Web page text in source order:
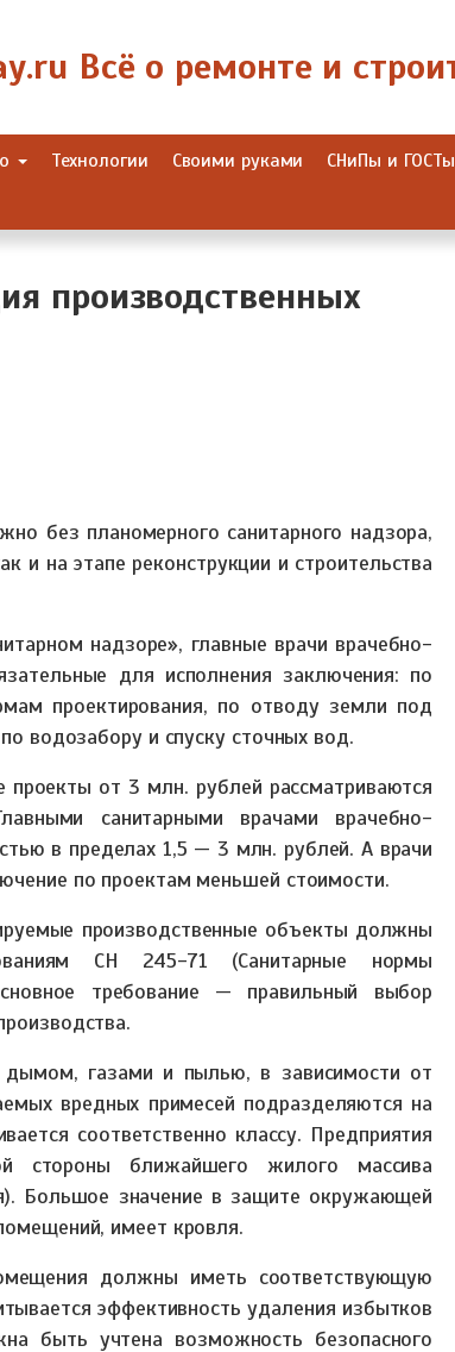
Технологии Своими руками СНиПы и ГОСТы
производственных
без планомерного санитарного надзора,
и на этапе реконструкции и строительства
надзоре», главные врачи врачебно-
для исполнения заключения: по
проектирования, по отводу земли под
водозабору и спуску сточных вод.
от 3 млн. рублей рассматриваются
санитарными врачами врачебно-
в пределах 1,5 — 3 млн. рублей. А врачи
по проектам меньшей стоимости.
производственные объекты должны
СН 245-71 (Санитарные нормы
требование — правильный выбор
дымом, газами и пылью, в зависимости от
вредных примесей подразделяются на
соответственно классу. Предприятия
стороны ближайшего жилого массива
Большое значение в защите окружающей
имеет кровля.
должны иметь соответствующую
эффективность удаления избытков
быть учтена возможность безопасного